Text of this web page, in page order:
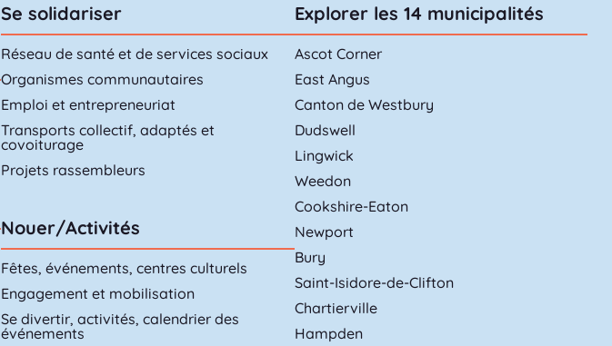
Se solidariser
Réseau de santé et de services sociaux
Organismes communautaires
Emploi et entrepreneuriat
Transports collectif, adaptés et
covoiturage
Projets rassembleurs
Nouer/Activités
Fêtes, événements, centres culturels
Engagement et mobilisation
Se divertir, activités, calendrier des
événements
Explorer les 14 municipalités
Ascot Corner
East Angus
Canton de Westbury
Dudswell
Lingwick
Weedon
Cookshire-Eaton
Newport
Bury
Saint-Isidore-de-Clifton
Chartierville
Hampden